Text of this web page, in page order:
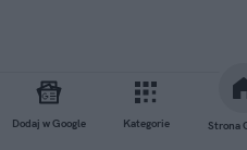
Dodaj w Google Kategorie Strona